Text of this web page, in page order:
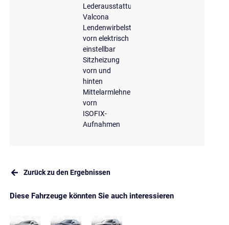
Lederausstattung
Valcona
Lendenwirbelstütze
vorn elektrisch
einstellbar
Sitzheizung
vorn und
hinten
Mittelarmlehne
vorn
ISOFIX-
Aufnahmen
Zurück zu den Ergebnissen
Diese Fahrzeuge könnten Sie auch interessieren